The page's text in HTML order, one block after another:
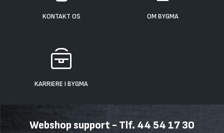
KONTAKT OS OM BYGMA
KARRIERE I BYGMA
Webshop support - Tlf. 44 54 17 30